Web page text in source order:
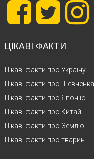
ЦІКАВІ ФАКТИ
Цікаві факти про Україну
Цікаві факти про Шевченка
Цікаві факти про Японію
Цікаві факти про Китай
Цікаві факти про Землю
Цікаві факти про тварин